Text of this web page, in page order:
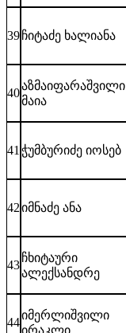
39ჩიტაძე ხალიანა
40
აზმაიფარაშვილი
მაია
41 ჭუმბურიძე იოსებ
42იმნაძე ანა
43
ჩხიტაური
ალექსანდრე
44
იმერლიშვილი
ირაკლი